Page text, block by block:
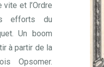
vite et l’Ordre
efforts du
Un boom
à partir de la
Opsomer.